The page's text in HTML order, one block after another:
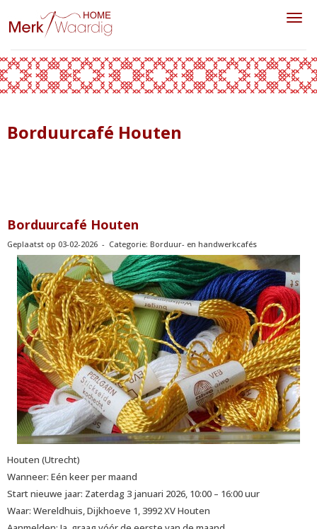
Borduurcafé Houten
Borduurcafé Houten
Geplaatst op 03-02-2026 - Categorie: Borduur- en handwerkcafés
Houten (Utrecht)
Wanneer: Eén keer per maand
Start nieuwe jaar: Zaterdag 3 januari 2026, 10:00 – 16:00 uur
Waar: Wereldhuis, Dijkhoeve 1, 3992 XV Houten